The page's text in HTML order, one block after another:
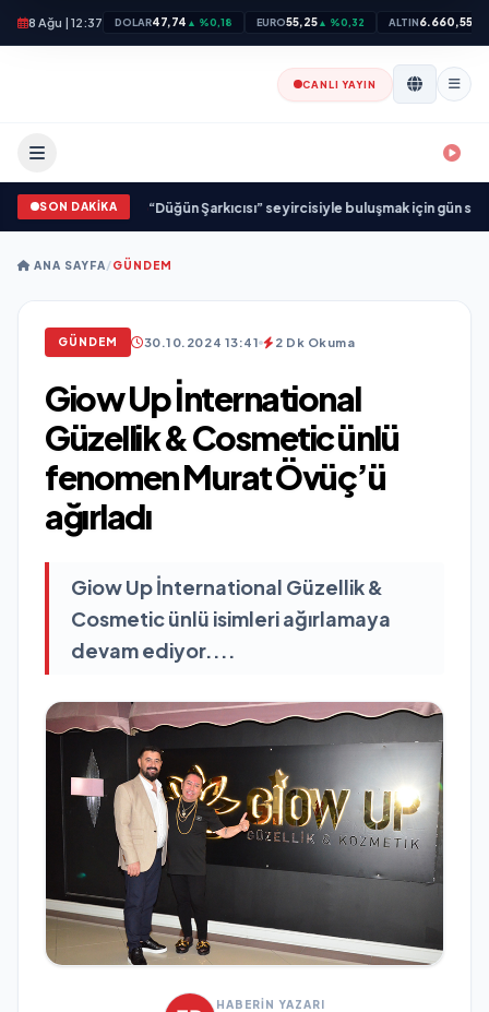
8 Ağu | 12:37 DOLAR47,74 ▲ %0,18 EURO55,25▲ %0,32 ALTIN6.660,55
CANLI YAYIN
SON DAKİKA
Birliği: “Vişne”•“Düğün Şarkıcısı” seyircisiyle buluşmak için gün sayıyor
ANA SAYFA/GÜNDEM
GÜNDEM 30.10.2024 13:41 2 Dk Okuma
Giow Up İnternational
Güzellik & Cosmetic ünlü
fenomen Murat Övüç’ü
ağırladı
Giow Up İnternational Güzellik &
Cosmetic ünlü isimleri ağırlamaya
devam ediyor....
HABERİN YAZARI